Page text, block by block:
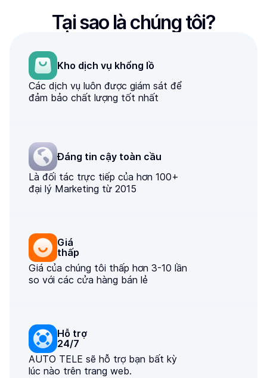
Tại sao là chúng tôi?
Kho dịch vụ khổng lồ
Các dịch vụ luôn được giám sát để
đảm bảo chất lượng tốt nhất
Đáng tin cậy toàn cầu
Là đối tác trực tiếp của hơn 100+
đại lý Marketing từ 2015
Giá
thấp
Giá của chúng tôi thấp hơn 3-10 lần
so với các cửa hàng bán lẻ
Hỗ trợ
24/7
AUTO TELE sẽ hỗ trợ bạn bất kỳ
lúc nào trên trang web.